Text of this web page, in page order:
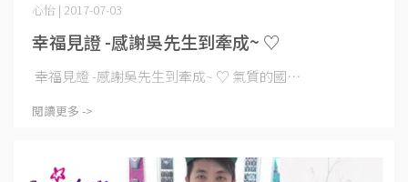
幸福見證 -感謝吳先生到牽成~ ♡
心怡 | 2017-07-03
幸福見證 -感謝吳先生到牽成~ ♡ 氣質的國⋯
閱讀更多 ->